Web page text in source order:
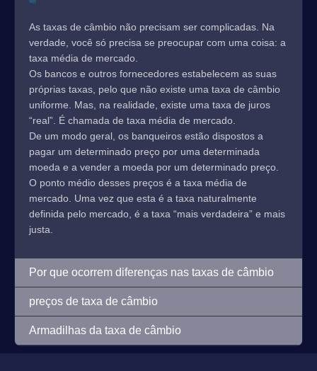
As taxas de câmbio não precisam ser complicadas. Na
verdade, você só precisa se preocupar com uma coisa: a
taxa média de mercado.
Os bancos e outros fornecedores estabelecem as suas
próprias taxas, pelo que não existe uma taxa de câmbio
uniforme. Mas, na realidade, existe uma taxa de juros
“real”. É chamada de taxa média de mercado.
De um modo geral, os banqueiros estão dispostos a
pagar um determinado preço por uma determinada
moeda e a vender a moeda por um determinado preço.
O ponto médio desses preços é a taxa média de
mercado. Uma vez que esta é a taxa naturalmente
definida pelo mercado, é a taxa “mais verdadeira” e mais
justa.
Por que ocorrem diferenças nas taxas de câmbio
preços de taxa de câmbio
Armadilhas da taxa de câmbio